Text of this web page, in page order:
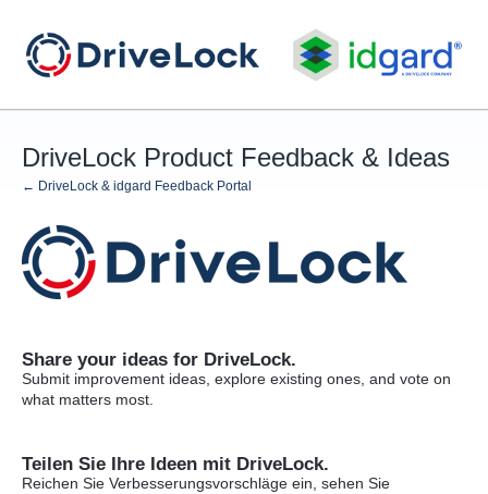
to
content
DriveLock Product Feedback & Ideas
← DriveLock & idgard Feedback Portal
Share your ideas for DriveLock.
Submit improvement ideas, explore existing ones, and vote on
what matters most.
Teilen Sie Ihre Ideen mit DriveLock.
Reichen Sie Verbesserungsvorschläge ein, sehen Sie